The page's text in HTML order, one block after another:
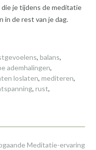
je tijdens de meditatie
in de rest van je dag.
, balans,
ademhalingen,
loslaten, mediteren,
, rust,
Meditatie-ervaring